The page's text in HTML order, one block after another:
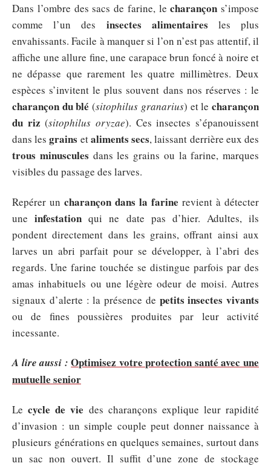
Dans l’ombre des sacs de farine, lecharançon s’impose
comme l’un des insectes alimentaires les plus
envahissants. Facile à manquer si l’on n’est pas attentif, il
affiche une allure fine, une carapace brun foncé à noire et
ne dépasse que rarement les quatre millimètres. Deux
espèces s’invitent le plus souvent dans nos réserves : le
charançon du blé (sitophilus granarius) et lecharançon
du riz (sitophilus oryzae). Ces insectes s’épanouissent
dans lesgrains etaliments secs, laissant derrière eux des
trous minuscules dans les grains ou la farine, marques
visibles du passage des larves.
Repérer un charançon dans la farine revient à détecter
uneinfestation qui ne date pas d’hier. Adultes, ils
pondent directement dans les grains, offrant ainsi aux
larves un abri parfait pour se développer, à l’abri des
regards. Une farine touchée se distingue parfois par des
amas inhabituels ou une légère odeur de moisi. Autres
signaux d’alerte : la présence de petits insectes vivants
ou de fines poussières produites par leur activité
incessante.
A lire aussi : Optimisez votre protection santé avec une
mutuelle senior
Lecycle de vie des charançons explique leur rapidité
d’invasion : un simple couple peut donner naissance à
plusieurs générations en quelques semaines, surtout dans
un sac non ouvert. Il suffit d’une zone de stockage